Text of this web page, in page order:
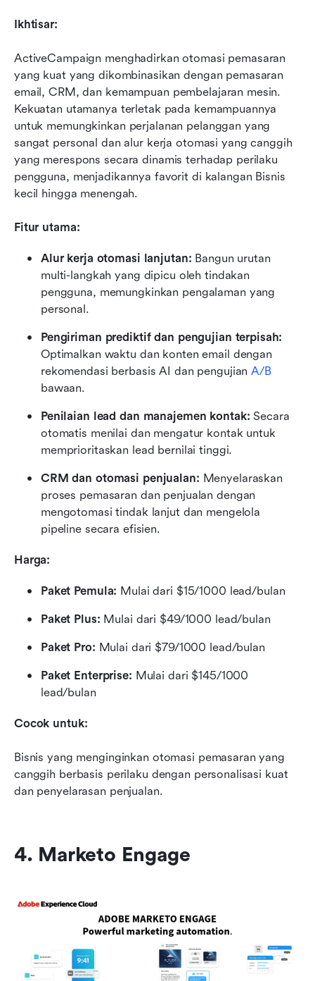
Ikhtisar:
ActiveCampaign menghadirkan otomasi pemasaran
yang kuat yang dikombinasikan dengan pemasaran
email, CRM, dan kemampuan pembelajaran mesin.
Kekuatan utamanya terletak pada kemampuannya
untuk memungkinkan perjalanan pelanggan yang
sangat personal dan alur kerja otomasi yang canggih
yang merespons secara dinamis terhadap perilaku
pengguna, menjadikannya favorit di kalangan Bisnis
kecil hingga menengah.
Fitur utama:
Alur kerja otomasi lanjutan: Bangun urutan
multi-langkah yang dipicu oleh tindakan
pengguna, memungkinkan pengalaman yang
personal.
Pengiriman prediktif dan pengujian terpisah:
Optimalkan waktu dan konten email dengan
rekomendasi berbasis AI dan pengujian A/B
bawaan.
Penilaian lead dan manajemen kontak: Secara
otomatis menilai dan mengatur kontak untuk
memprioritaskan lead bernilai tinggi.
CRM dan otomasi penjualan: Menyelaraskan
proses pemasaran dan penjualan dengan
mengotomasi tindak lanjut dan mengelola
pipeline secara efisien.
Harga:
Paket Pemula: Mulai dari $15/1000 lead/bulan
Paket Plus: Mulai dari $49/1000 lead/bulan
Paket Pro: Mulai dari $79/1000 lead/bulan
Paket Enterprise: Mulai dari $145/1000
lead/bulan
Cocok untuk:
Bisnis yang menginginkan otomasi pemasaran yang
canggih berbasis perilaku dengan personalisasi kuat
dan penyelarasan penjualan.
4. Marketo Engage